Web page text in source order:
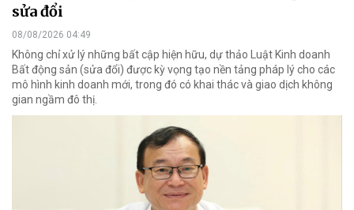
sửa đổi
08/08/2026 04:49
Không chỉ xử lý những bất cập hiện hữu, dự thảo Luật Kinh doanh
Bất động sản (sửa đổi) được kỳ vọng tạo nền tảng pháp lý cho các
mô hình kinh doanh mới, trong đó có khai thác và giao dịch không
gian ngầm đô thị.